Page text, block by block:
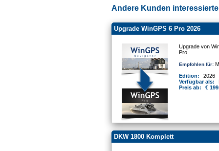
Andere Kunden
Upgrade WinGPS 6 Pro 2026
Upgrade von
Pro.
Empfohlen für:
Edition:
2026
Verfügbar als:
Preis ab:
€
DKW 1800 Komplett